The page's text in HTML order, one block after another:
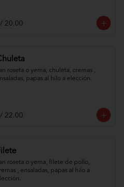
20.00
roseta o yema, chuleta, cremas ,
papas al hilo a elección.
22.00
roseta o yema, filete de pollo,
, ensaladas, papas al hilo a